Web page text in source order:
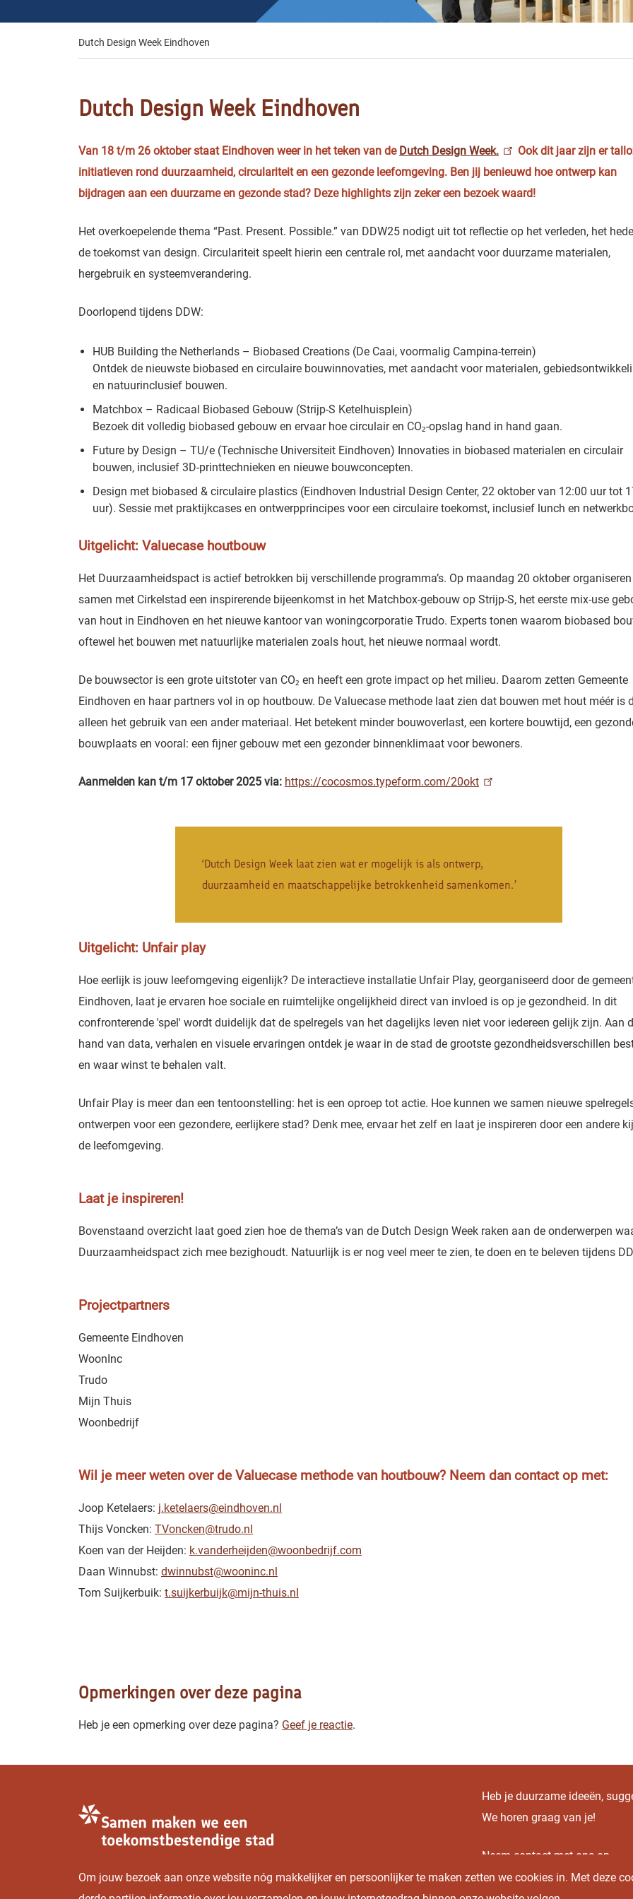
Om jouw bezoek aan onze website nóg makkelijker en persoonlijker te maken zetten we cookies in. Met deze
Dutch Design Week Eindhoven
Dutch Design Week Eindhoven
Van 18 t/m 26 oktober staat Eindhoven weer in het teken van de Dutch Design Week.
Ook dit jaar zijn er
initiatieven rond duurzaamheid, circulariteit en een gezonde leefomgeving. Ben jij benieuwd hoe ontwerp kan
bijdragen aan een duurzame en gezonde stad? Deze highlights zijn zeker een bezoek waard!
Het overkoepelende thema “Past. Present. Possible.” van DDW25 nodigt uit tot reflectie op het verleden, het
de toekomst van design. Circulariteit speelt hierin een centrale rol, met aandacht voor duurzame materialen,
hergebruik en systeemverandering.
Doorlopend tijdens DDW:
HUB Building the Netherlands – Biobased Creations (De Caai, voormalig Campina-terrein)
Ontdek de nieuwste biobased en circulaire bouwinnovaties, met aandacht voor materialen,
en natuurinclusief bouwen.
Matchbox – Radicaal Biobased Gebouw (Strijp-S Ketelhuisplein)
Bezoek dit volledig biobased gebouw en ervaar hoe circulair en CO₂-opslag hand in hand gaan.
Future by Design – TU/e (Technische Universiteit Eindhoven) Innovaties in biobased materialen en circulair
bouwen, inclusief 3D-printtechnieken en nieuwe bouwconcepten.
Design met biobased & circulaire plastics (Eindhoven Industrial Design Center, 22 oktober van 12:00 uur tot
uur). Sessie met praktijkcases en ontwerpprincipes voor een circulaire toekomst, inclusief lunch en
Uitgelicht: Valuecase houtbouw
Het Duurzaamheidspact is actief betrokken bij verschillende programma’s. Op maandag 20 oktober
samen met Cirkelstad een inspirerende bijeenkomst in het Matchbox-gebouw op Strijp-S, het eerste mix-use
van hout in Eindhoven en het nieuwe kantoor van woningcorporatie Trudo. Experts tonen waarom biobased
oftewel het bouwen met natuurlijke materialen zoals hout, het nieuwe normaal wordt.
De bouwsector is een grote uitstoter van CO₂ en heeft een grote impact op het milieu. Daarom zetten Gemeente
Eindhoven en haar partners vol in op houtbouw. De Valuecase methode laat zien dat bouwen met hout méér is
alleen het gebruik van een ander materiaal. Het betekent minder bouwoverlast, een kortere bouwtijd, een
bouwplaats en vooral: een fijner gebouw met een gezonder binnenklimaat voor bewoners.
Aanmelden kan t/m 17 oktober 2025 via: https://cocosmos.typeform.com/20okt
‘Dutch Design Week laat zien wat er mogelijk is als ontwerp,
duurzaamheid en maatschappelijke betrokkenheid samenkomen.’
Uitgelicht: Unfair play
Hoe eerlijk is jouw leefomgeving eigenlijk? De interactieve installatie Unfair Play, georganiseerd door de
Eindhoven, laat je ervaren hoe sociale en ruimtelijke ongelijkheid direct van invloed is op je gezondheid. In dit
confronterende 'spel' wordt duidelijk dat de spelregels van het dagelijks leven niet voor iedereen gelijk zijn. Aan
hand van data, verhalen en visuele ervaringen ontdek je waar in de stad de grootste gezondheidsverschillen
en waar winst te behalen valt.
Unfair Play is meer dan een tentoonstelling: het is een oproep tot actie. Hoe kunnen we samen nieuwe
ontwerpen voor een gezondere, eerlijkere stad? Denk mee, ervaar het zelf en laat je inspireren door een andere
de leefomgeving.
Laat je inspireren!
Bovenstaand overzicht laat goed zien hoe de thema’s van de Dutch Design Week raken aan de onderwerpen
Duurzaamheidspact zich mee bezighoudt. Natuurlijk is er nog veel meer te zien, te doen en te beleven tijdens
Projectpartners
Gemeente Eindhoven
WoonInc
Trudo
Mijn Thuis
Woonbedrijf
Wil je meer weten over de Valuecase methode van houtbouw? Neem dan contact op met:
Joop Ketelaers: j.ketelaers@eindhoven.nl
Thijs Voncken: TVoncken@trudo.nl
Koen van der Heijden: k.vanderheijden@woonbedrijf.com
Daan Winnubst: dwinnubst@wooninc.nl
Tom Suijkerbuik: t.suijkerbuijk@mijn-thuis.nl
Opmerkingen over deze pagina
Heb je een opmerking over deze pagina? Geef je reactie.
Heb je duurzame ideeën,
We horen graag van je!
Neem contact met ons op